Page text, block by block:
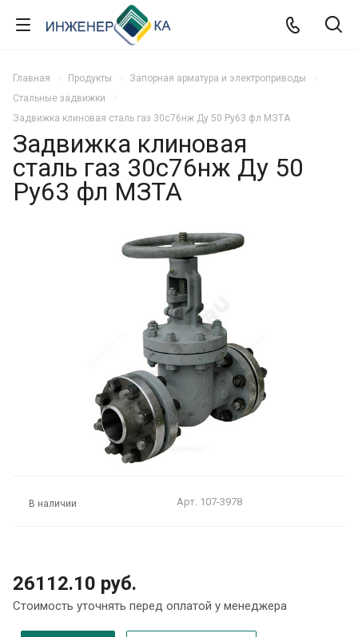
Главная Продукты
Запорная арматура и электроприводы
Стальные задвижки
Задвижка клиновая сталь газ 30с76нж Ду 50 Ру63 фл МЗТА
Задвижка клиновая
сталь газ 30с76нж Ду 50
Ру63 фл МЗТА
В наличии Арт. 107-3978
26112.10 руб.
Стоимость уточнять перед оплатой у менеджера